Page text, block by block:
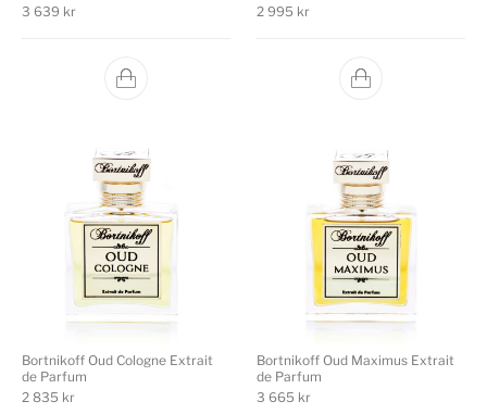
3 639 kr
2 995 kr
Bortnikoff Oud Cologne Extrait
de Parfum
2 835 kr
Bortnikoff Oud Maximus Extrait
de Parfum
3 665 kr